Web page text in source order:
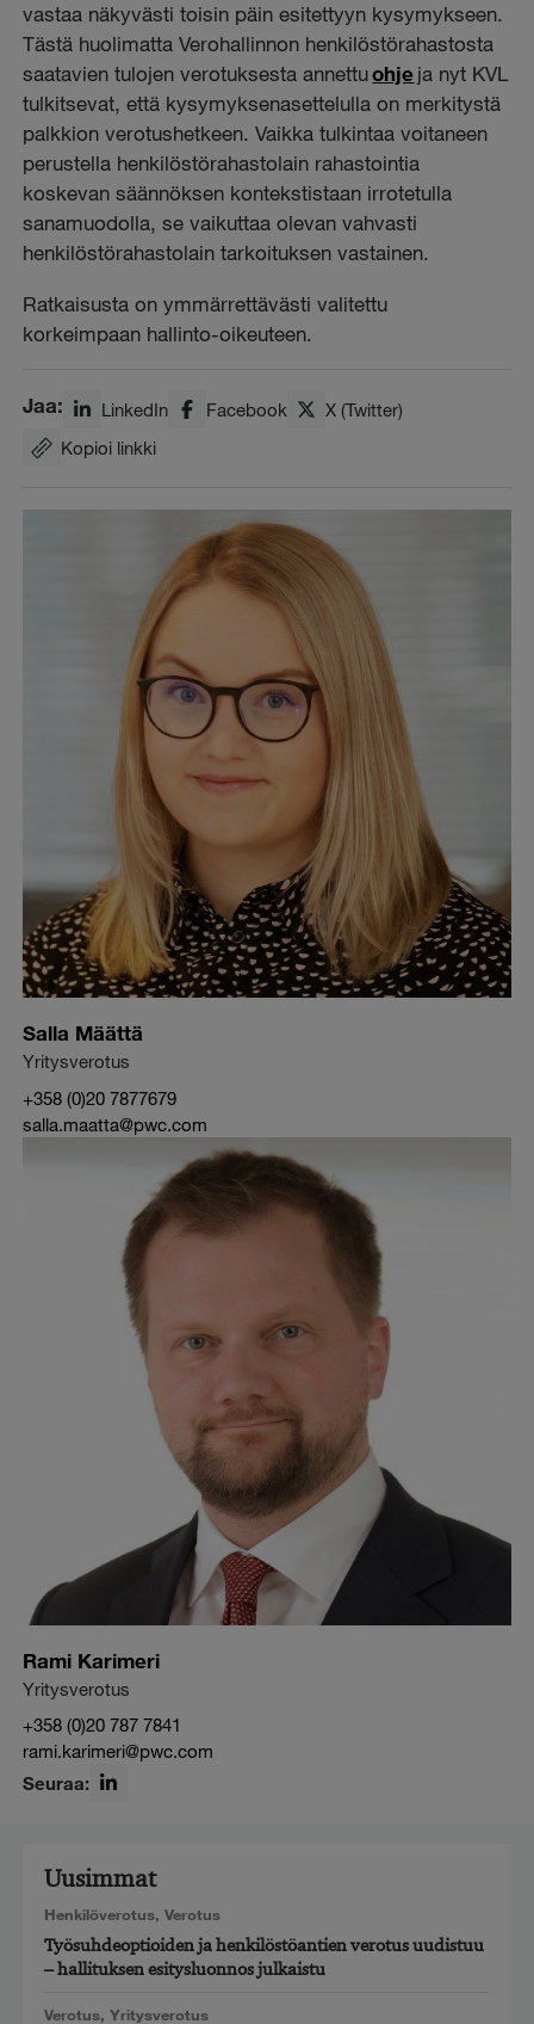
vastaa näkyvästi toisin päin esitettyyn kysymykseen.
Tästä huolimatta Verohallinnon henkilöstörahastosta
saatavien tulojen verotuksesta annettuohjeja nyt KVL
tulkitsevat, että kysymyksenasettelulla on merkitystä
palkkion verotushetkeen. Vaikka tulkintaa voitaneen
perustella henkilöstörahastolain rahastointia
koskevan säännöksen kontekstistaan irrotetulla
sanamuodolla, se vaikuttaa olevan vahvasti
henkilöstörahastolain tarkoituksen vastainen.
Ratkaisusta on ymmärrettävästi valitettu
korkeimpaan hallinto-oikeuteen.
Jaa: LinkedIn Facebook
X (Twitter)
Kopioi linkki
Salla Määttä
Yritysverotus
+358 (0)20 7877679
salla.maatta@pwc.com
Rami Karimeri
Yritysverotus
+358 (0)20 787 7841
rami.karimeri@pwc.com
Seuraa:
Uusimmat
Henkilöverotus, Verotus
Työsuhdeoptioiden ja henkilöstöantien verotus uudistuu
– hallituksen esitysluonnos julkaistu
Verotus, Yritysverotus